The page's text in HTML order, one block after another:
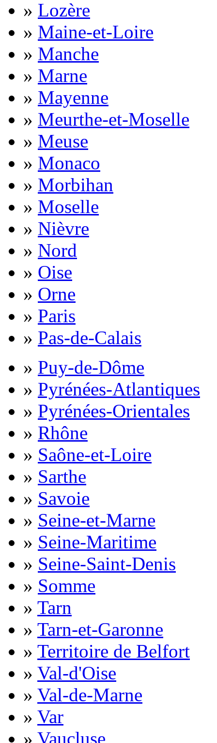
» Lozère
» Maine-et-Loire
» Manche
» Marne
» Mayenne
» Meurthe-et-Moselle
» Meuse
» Monaco
» Morbihan
» Moselle
» Nièvre
» Nord
» Oise
» Orne
» Paris
» Pas-de-Calais
» Puy-de-Dôme
» Pyrénées-Atlantiques
» Pyrénées-Orientales
» Rhône
» Saône-et-Loire
» Sarthe
» Savoie
» Seine-et-Marne
» Seine-Maritime
» Seine-Saint-Denis
» Somme
» Tarn
» Tarn-et-Garonne
» Territoire de Belfort
» Val-d'Oise
» Val-de-Marne
» Var
» Vaucluse